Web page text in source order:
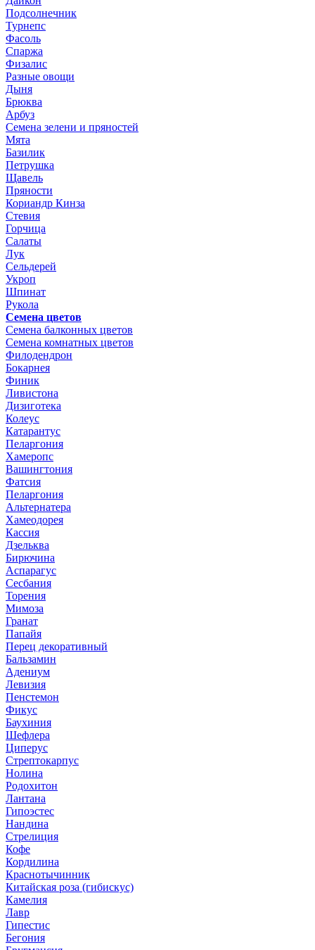
Подсолнечник
Турнепс
Фасоль
Спаржа
Физалис
Разные овощи
Дыня
Брюква
Арбуз
Семена зелени и пряностей
Мята
Базилик
Петрушка
Щавель
Пряности
Кориандр Кинза
Стевия
Горчица
Салаты
Лук
Сельдерей
Укроп
Шпинат
Рукола
Семена цветов
Семена балконных цветов
Семена комнатных цветов
Филодендрон
Бокарнея
Финик
Ливистона
Дизиготека
Колеус
Катарантус
Пеларгония
Хамеропс
Вашингтония
Фатсия
Пеларгония
Альтернатера
Хамеодорея
Кассия
Дзельква
Бирючина
Аспарагус
Сесбания
Торения
Мимоза
Гранат
Папайя
Перец декоративный
Бальзамин
Адениум
Левизия
Пенстемон
Фикус
Баухиния
Шефлера
Циперус
Стрептокарпус
Нолина
Родохитон
Лантана
Гипоэстес
Нандина
Стрелиция
Кофе
Кордилина
Краснотычинник
Китайская роза (гибискус)
Камелия
Лавр
Гипестис
Бегония